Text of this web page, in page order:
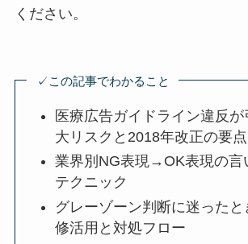
ください。
✓この記事でわかること
医療広告ガイドライン違反
大リスクと2018年改正の要点
業界別NG表現→OK表現の言
テクニック
グレーゾーン判断に迷った
修活用と対処フロー